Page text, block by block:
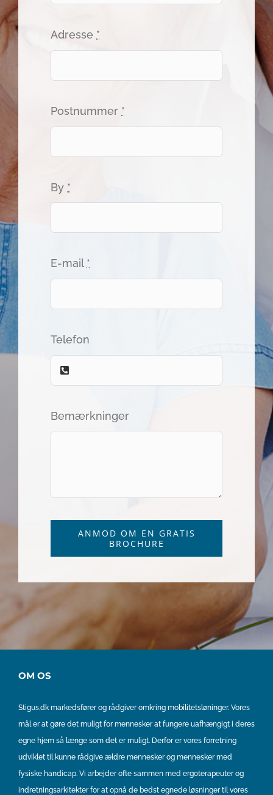
Adresse *
Postnummer *
By *
E-mail *
Telefon
Bemærkninger
ANMOD OM EN GRATIS
BROCHURE
OM OS
Stigus.dk markedsfører og rådgiver omkring mobilitetsløninger. Vores
mål er at gøre det muligt for mennesker at fungere uafhængigt i deres
egne hjem så længe som det er muligt. Derfor er vores forretning
udviklet til kunne rådgive ældre mennesker og mennesker med
fysiske handicap. Vi arbejder ofte sammen med ergoterapeuter og
indretningsarkitekter for at opnå de bedst egnede løsninger til vores